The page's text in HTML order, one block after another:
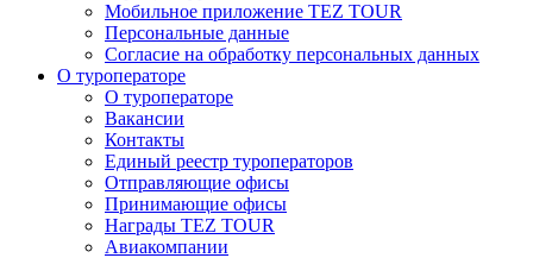
Мобильное приложение TEZ TOUR
Персональные данные
Согласие на обработку персональных данных
О туроператоре
О туроператоре
Вакансии
Контакты
Единый реестр туроператоров
Отправляющие офисы
Принимающие офисы
Награды TEZ TOUR
Авиакомпании